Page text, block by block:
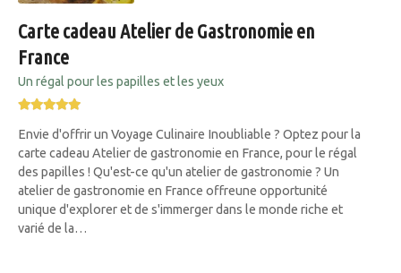
Carte cadeau Atelier de Gastronomie en
France
Un régal pour les papilles et les yeux
Envie d'offrir un Voyage Culinaire Inoubliable ? Optez pour la
carte cadeau Atelier de gastronomie en France, pour le régal
des papilles ! Qu'est-ce qu'un atelier de gastronomie ? Un
atelier de gastronomie en France offreune opportunité
unique d'explorer et de s'immerger dans le monde riche et
varié de la…